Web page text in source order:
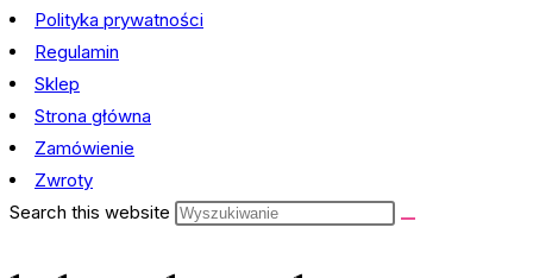
Polityka prywatności
Regulamin
Sklep
Strona główna
Zamówienie
Zwroty
Search this website